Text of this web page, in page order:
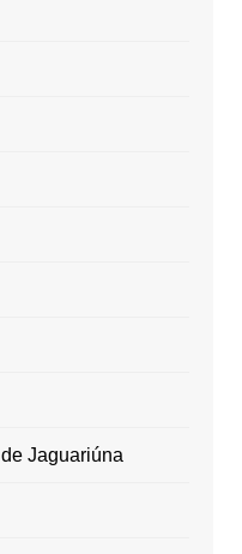
Jaguariúna